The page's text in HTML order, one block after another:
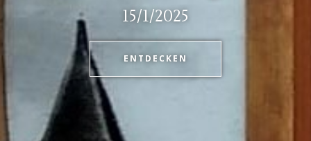
15/1/2025
ENTDECKEN